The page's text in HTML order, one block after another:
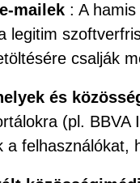
mailek : A
legitim
csalják
és
(pl.
a felhasználókat,